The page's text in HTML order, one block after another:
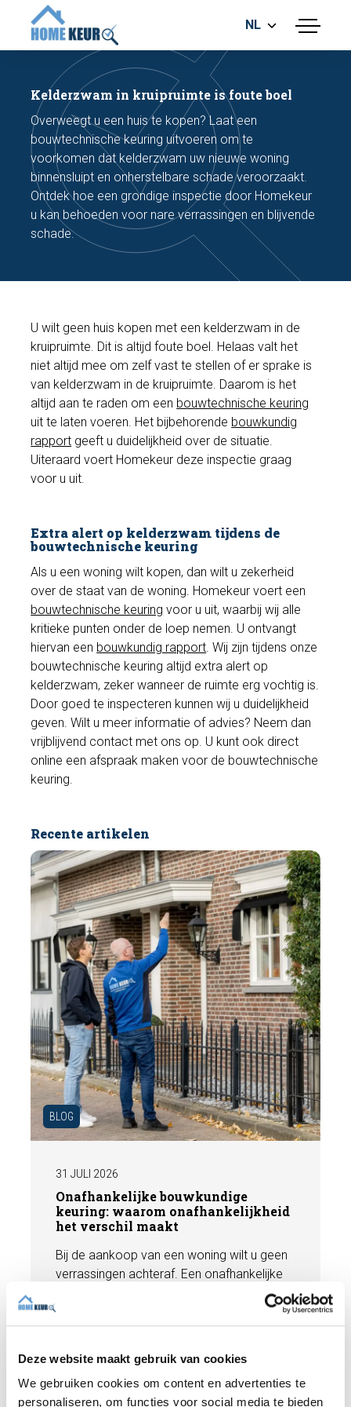
Deze website maakt gebruik van cookies
We gebruiken cookies om content en advertenties te
personaliseren, om functies voor social media te bieden
menu
BOUWKUNDIGE KEURING
ENERGIELABEL
MEETRAPPORT
FUNDERINGSRISICO ONDERZOEK
NL
Kelderzwam in kruipruimte is foute boel
Overweegt u een huis te kopen? Laat een
bouwtechnische keuring uitvoeren om te
voorkomen dat kelderzwam uw nieuwe woning
binnensluipt en onherstelbare schade veroorzaakt.
Ontdek hoe een grondige inspectie door Homekeur
u kan behoeden voor nare verrassingen en blijvende
schade.
U wilt geen huis kopen met een kelderzwam in de
kruipruimte. Dit is altijd foute boel. Helaas valt het
niet altijd mee om zelf vast te stellen of er sprake is
van kelderzwam in de kruipruimte. Daarom is het
altijd aan te raden om een bouwtechnische keuring
uit te laten voeren. Het bijbehorende bouwkundig
rapport geeft u duidelijkheid over de situatie.
Uiteraard voert Homekeur deze inspectie graag
voor u uit.
Extra alert op kelderzwam tijdens de
bouwtechnische keuring
Als u een woning wilt kopen, dan wilt u zekerheid
over de staat van de woning. Homekeur voert een
bouwtechnische keuring voor u uit, waarbij wij alle
kritieke punten onder de loep nemen. U ontvangt
hiervan een bouwkundig rapport. Wij zijn tijdens onze
bouwtechnische keuring altijd extra alert op
kelderzwam, zeker wanneer de ruimte erg vochtig is.
Door goed te inspecteren kunnen wij u duidelijkheid
geven. Wilt u meer informatie of advies? Neem dan
vrijblijvend contact met ons op. U kunt ook direct
online een afspraak maken voor de bouwtechnische
keuring.
Recente artikelen
BLOG
31 JULI 2026
Onafhankelijke bouwkundige
keuring: waarom onafhankelijkheid
het verschil maakt
Bij de aankoop van een woning wilt u geen
verrassingen achteraf. Een onafhankelijke
bouwkundige keuring geeft u een objectief
woning, inclusief eventuele gebreken,
herstelkosten. In deze blog leest u waarom
onafhankelijkheid zo belangrijk is en hoe